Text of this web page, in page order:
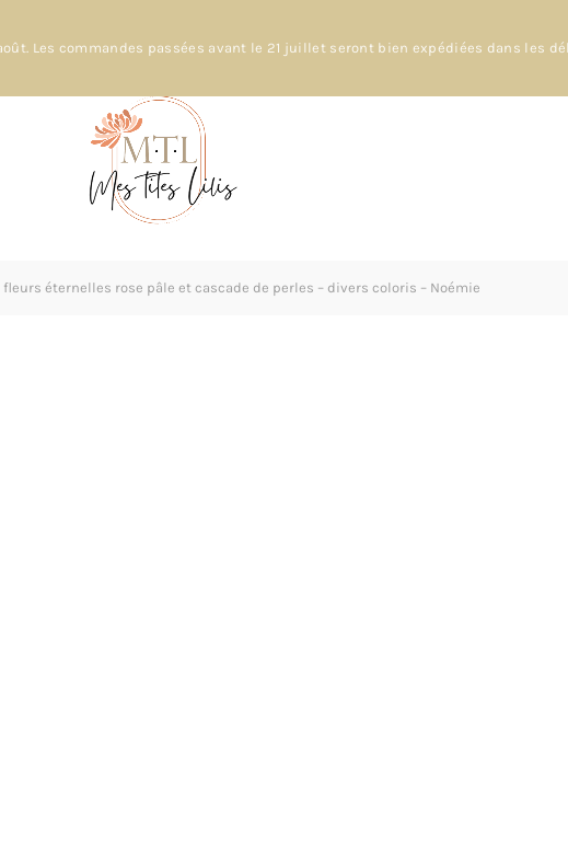
Les commandes passées avant le 21 juillet seront bien expédiées dans les
éternelles rose pâle et cascade de perles – divers coloris – Noémie